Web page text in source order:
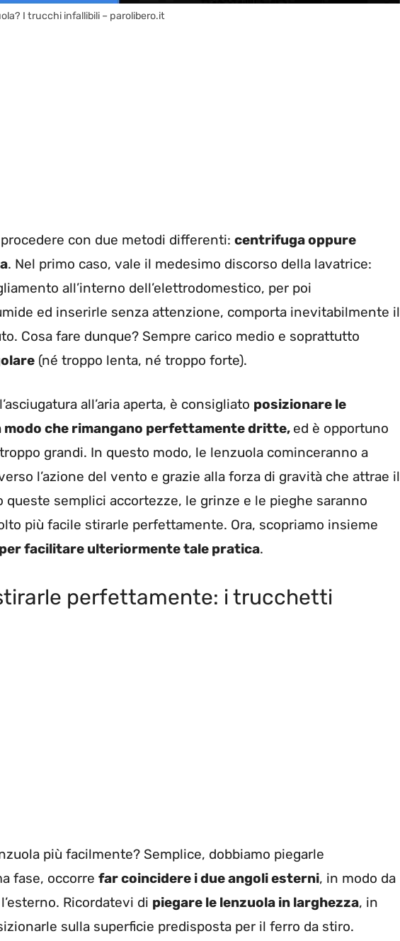
I trucchi infallibili – parolibero.it
con due metodi differenti: centrifuga oppure
. Nel primo caso, vale il medesimo discorso della lavatrice:
all’interno dell’elettrodomestico, per poi
ed inserirle senza attenzione, comporta inevitabilmente il
Cosa fare dunque? Sempre carico medio e soprattutto
(né troppo lenta, né troppo forte).
all’aria aperta, è consigliato posizionare le
modo che rimangano perfettamente dritte, ed è opportuno
grandi. In questo modo, le lenzuola cominceranno a
l’azione del vento e grazie alla forza di gravità che attrae il
queste semplici accortezze, le grinze e le pieghe saranno
più facile stirarle perfettamente. Ora, scopriamo insieme
facilitare ulteriormente tale pratica.
perfettamente: i trucchetti
più facilmente? Semplice, dobbiamo piegarle
fase, occorre far coincidere i due angoli esterni, in modo da
Ricordatevi di piegare le lenzuola in larghezza, in
sulla superficie predisposta per il ferro da stiro.